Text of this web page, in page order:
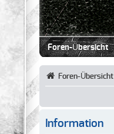
Foren-Übersicht
Foren-Übersicht
Information